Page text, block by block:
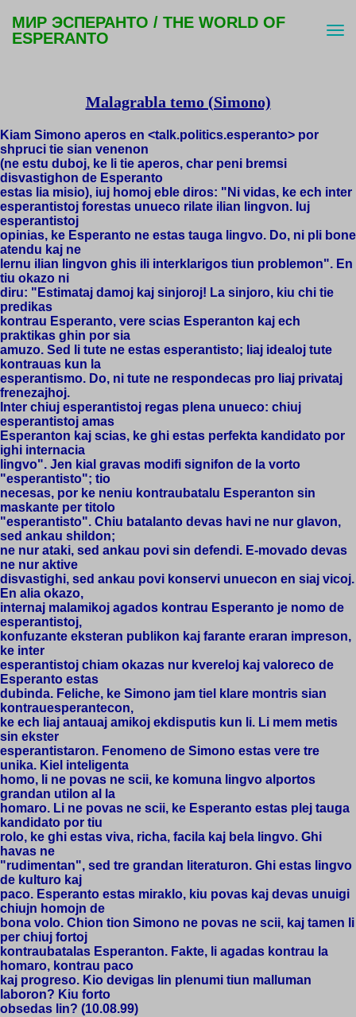
МИР ЭСПЕРАНТО / THE WORLD OF
ESPERANTO
Malagrabla temo (Simono)
Kiam Simono aperos en <talk.politics.esperanto> por
shpruci tie sian venenon
(ne estu duboj, ke li tie aperos, char peni bremsi
disvastighon de Esperanto
estas lia misio), iuj homoj eble diros: "Ni vidas, ke ech inter
esperantistoj forestas unueco rilate ilian lingvon. Iuj
esperantistoj
opinias, ke Esperanto ne estas tauga lingvo. Do, ni pli bone
atendu kaj ne
lernu ilian lingvon ghis ili interklarigos tiun problemon". En
tiu okazo ni
diru: "Estimataj damoj kaj sinjoroj! La sinjoro, kiu chi tie
predikas
kontrau Esperanto, vere scias Esperanton kaj ech
praktikas ghin por sia
amuzo. Sed li tute ne estas esperantisto; liaj idealoj tute
kontrauas kun la
esperantismo. Do, ni tute ne respondecas pro liaj privataj
frenezajhoj.
Inter chiuj esperantistoj regas plena unueco: chiuj
esperantistoj amas
Esperanton kaj scias, ke ghi estas perfekta kandidato por
ighi internacia
lingvo". Jen kial gravas modifi signifon de la vorto
"esperantisto"; tio
necesas, por ke neniu kontraubatalu Esperanton sin
maskante per titolo
"esperantisto". Chiu batalanto devas havi ne nur glavon,
sed ankau shildon;
ne nur ataki, sed ankau povi sin defendi. E-movado devas
ne nur aktive
disvastighi, sed ankau povi konservi unuecon en siaj vicoj.
En alia okazo,
internaj malamikoj agados kontrau Esperanto je nomo de
esperantistoj,
konfuzante eksteran publikon kaj farante eraran impreson,
ke inter
esperantistoj chiam okazas nur kvereloj kaj valoreco de
Esperanto estas
dubinda. Feliche, ke Simono jam tiel klare montris sian
kontrauesperantecon,
ke ech liaj antauaj amikoj ekdisputis kun li. Li mem metis
sin ekster
esperantistaron. Fenomeno de Simono estas vere tre
unika. Kiel inteligenta
homo, li ne povas ne scii, ke komuna lingvo alportos
grandan utilon al la
homaro. Li ne povas ne scii, ke Esperanto estas plej tauga
kandidato por tiu
rolo, ke ghi estas viva, richa, facila kaj bela lingvo. Ghi
havas ne
"rudimentan", sed tre grandan literaturon. Ghi estas lingvo
de kulturo kaj
paco. Esperanto estas miraklo, kiu povas kaj devas unuigi
chiujn homojn de
bona volo. Chion tion Simono ne povas ne scii, kaj tamen li
per chiuj fortoj
kontraubatalas Esperanton. Fakte, li agadas kontrau la
homaro, kontrau paco
kaj progreso. Kio devigas lin plenumi tiun malluman
laboron? Kiu forto
obsedas lin? (10.08.99)